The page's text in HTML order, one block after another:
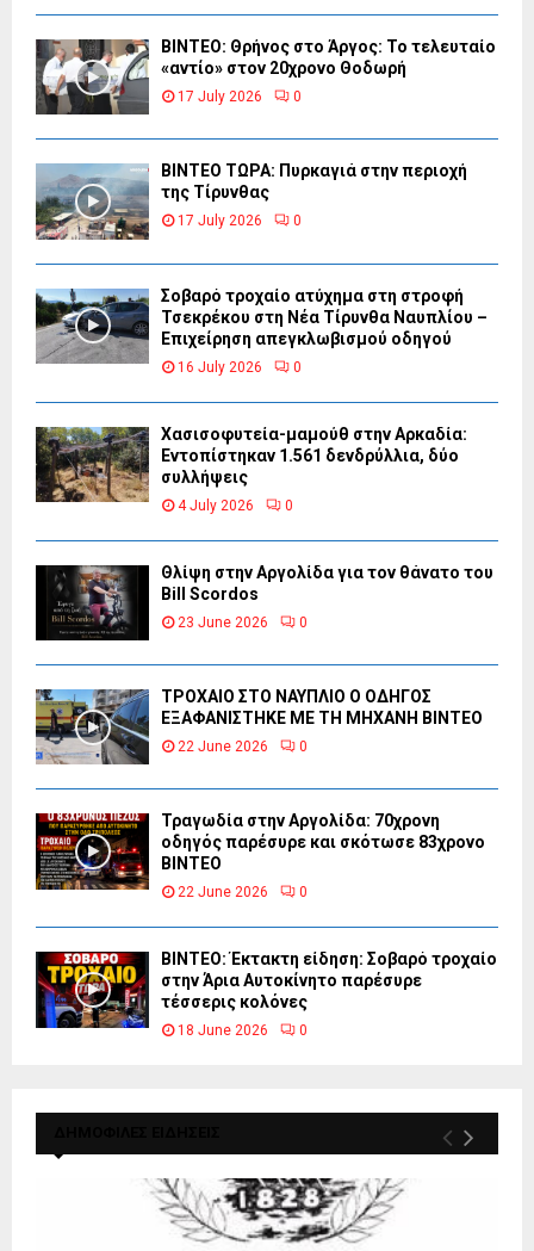
ΒΙΝΤΕΟ: Θρήνος στο Άργος: Το τελευταίο
«αντίο» στον 20χρονο Θοδωρή
17 July 2026 0
ΒΙΝΤΕΟ ΤΩΡΑ: Πυρκαγιά στην περιοχή
της Τίρυνθας
17 July 2026 0
Σοβαρό τροχαίο ατύχημα στη στροφή
Τσεκρέκου στη Νέα Τίρυνθα Ναυπλίου –
Επιχείρηση απεγκλωβισμού οδηγού
16 July 2026 0
Χασισοφυτεία-μαμούθ στην Αρκαδία:
Εντοπίστηκαν 1.561 δενδρύλλια, δύο
συλλήψεις
4 July 2026 0
Θλίψη στην Αργολίδα για τον θάνατο του
Bill Scordos
23 June 2026 0
ΤΡΟΧΑΙΟ ΣΤΟ ΝΑΥΠΛΙΟ Ο ΟΔΗΓΟΣ
ΕΞΑΦΑΝΙΣΤΗΚΕ ΜΕ ΤΗ ΜΗΧΑΝΗ ΒΙΝΤΕΟ
22 June 2026 0
Τραγωδία στην Αργολίδα: 70χρονη
οδηγός παρέσυρε και σκότωσε 83χρονο
ΒΙΝΤΕΟ
22 June 2026 0
ΒΙΝΤΕΟ: Έκτακτη είδηση: Σοβαρό τροχαίο
στην Άρια Αυτοκίνητο παρέσυρε
τέσσερις κολόνες
18 June 2026 0